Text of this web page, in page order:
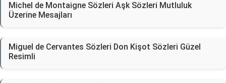
Michel de Montaigne Sözleri Aşk Sözleri Mutluluk
Üzerine Mesajları
Miguel de Cervantes Sözleri Don Kişot Sözleri Güzel
Resimli